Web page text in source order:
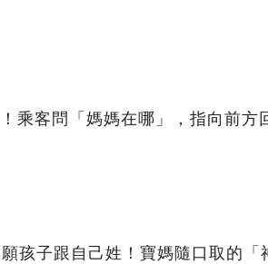
乘客問「媽媽在哪」，指向前方
孩子跟自己姓！寶媽隨口取的「